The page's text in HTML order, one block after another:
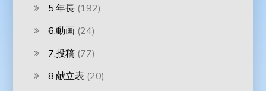
5.年長 (192)
6.動画 (24)
7.投稿 (77)
8.献立表 (20)